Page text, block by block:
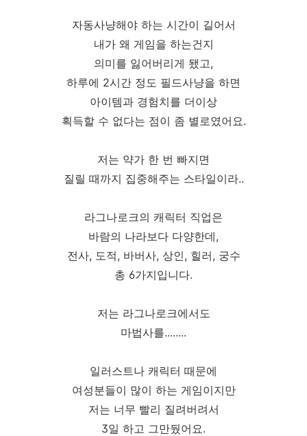
자동사냥해야 하는 시간이 길어서
내가 왜 게임을 하는건지
의미를 잃어버리게 됐고,
하루에 2시간 정도 필드사냥을 하면
아이템과 경험치를 더이상
획득할 수 없다는 점이 좀 별로였어요.
저는 약가 한 번 빠지면
질릴 때까지 집중해주는 스타일이라..
라그나로크의 캐릭터 직업은
바람의 나라보다 다양한데,
전사, 도적, 바버사, 상인, 힐러, 궁수
총 6가지입니다.
저는 라그나로크에서도
마법사를........
일러스트나 캐릭터 때문에
여성분들이 많이 하는 게임이지만
저는 너무 빨리 질려버려서
3일 하고 그만뒀어요.